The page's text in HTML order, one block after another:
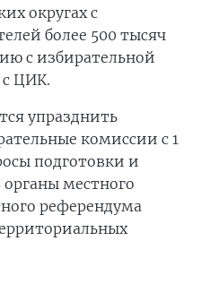
округах с
более 500 тысяч
с избирательной
с ЦИК.
упразднить
комиссии с 1
подготовки и
местного
референдума